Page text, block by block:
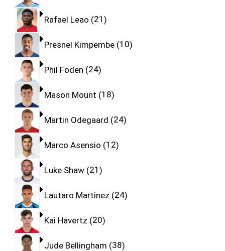
Rafael Leao 21
Presnel Kimpembe 10
Phil Foden 24
Mason Mount 18
Martin Odegaard 24
Marco Asensio 12
Luke Shaw 21
Lautaro Martinez 24
Kai Havertz 20
Jude Bellingham 38